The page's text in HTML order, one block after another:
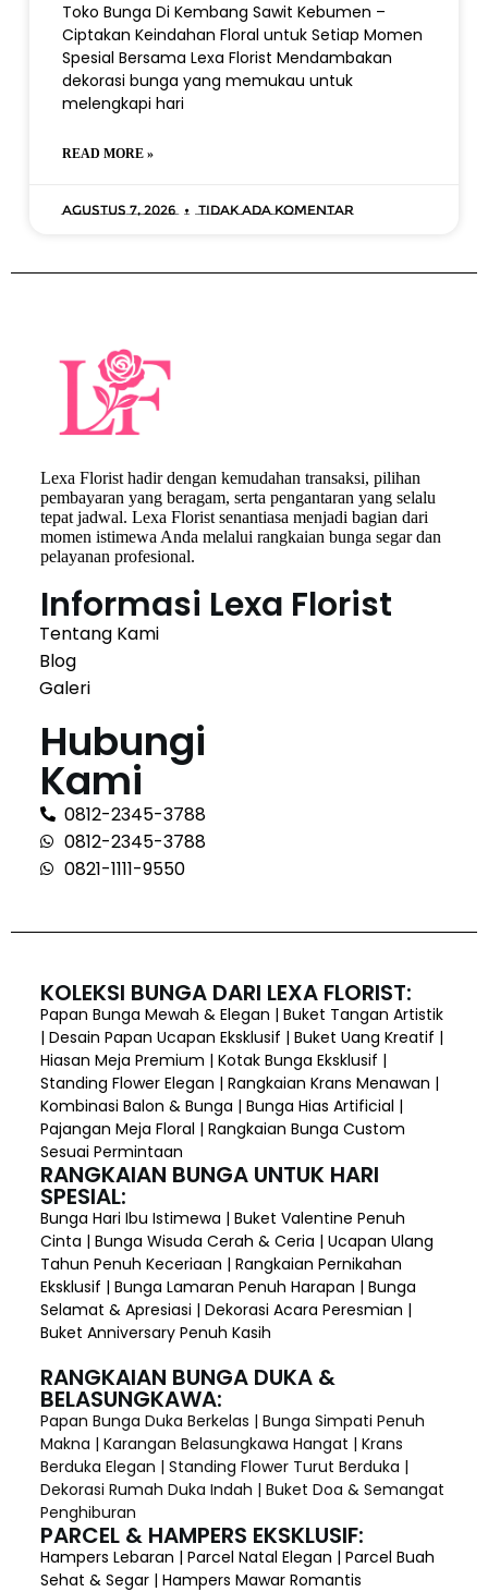
Toko Bunga Di Kembang Sawit Kebumen –
Ciptakan Keindahan Floral untuk Setiap Momen
Spesial Bersama Lexa Florist Mendambakan
dekorasi bunga yang memukau untuk
melengkapi hari
READ MORE »
Agustus 7, 2026 Tidak ada komentar
Lexa Florist hadir dengan kemudahan transaksi, pilihan
pembayaran yang beragam, serta pengantaran yang selalu
tepat jadwal. Lexa Florist senantiasa menjadi bagian dari
momen istimewa Anda melalui rangkaian bunga segar dan
pelayanan profesional.
Informasi Lexa Florist
Tentang Kami
Blog
Galeri
Hubungi
Kami
0812-2345-3788
0812-2345-3788
0821-1111-9550
KOLEKSI BUNGA DARI LEXA FLORIST:
Papan Bunga Mewah & Elegan | Buket Tangan Artistik
| Desain Papan Ucapan Eksklusif | Buket Uang Kreatif |
Hiasan Meja Premium | Kotak Bunga Eksklusif |
Standing Flower Elegan | Rangkaian Krans Menawan |
Kombinasi Balon & Bunga | Bunga Hias Artificial |
Pajangan Meja Floral | Rangkaian Bunga Custom
Sesuai Permintaan
RANGKAIAN BUNGA UNTUK HARI
SPESIAL:
Bunga Hari Ibu Istimewa | Buket Valentine Penuh
Cinta | Bunga Wisuda Cerah & Ceria | Ucapan Ulang
Tahun Penuh Keceriaan | Rangkaian Pernikahan
Eksklusif | Bunga Lamaran Penuh Harapan | Bunga
Selamat & Apresiasi | Dekorasi Acara Peresmian |
Buket Anniversary Penuh Kasih
RANGKAIAN BUNGA DUKA &
BELASUNGKAWA:
Papan Bunga Duka Berkelas | Bunga Simpati Penuh
Makna | Karangan Belasungkawa Hangat | Krans
Berduka Elegan | Standing Flower Turut Berduka |
Dekorasi Rumah Duka Indah | Buket Doa & Semangat
Penghiburan
PARCEL & HAMPERS EKSKLUSIF:
Hampers Lebaran | Parcel Natal Elegan | Parcel Buah
Sehat & Segar | Hampers Mawar Romantis